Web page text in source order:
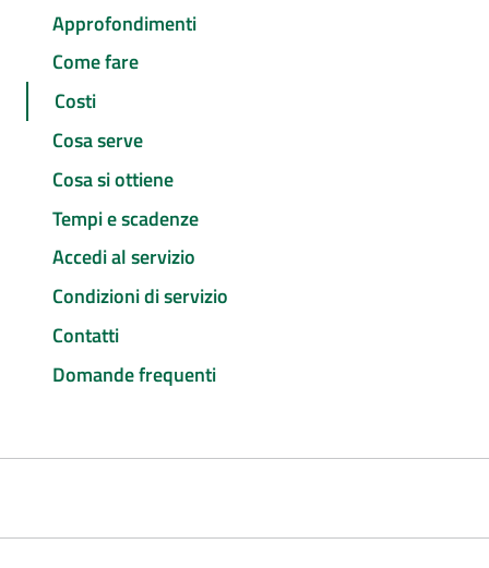
Approfondimenti
Come fare
Costi
Cosa serve
Cosa si ottiene
Tempi e scadenze
Accedi al servizio
Condizioni di servizio
Contatti
Domande frequenti